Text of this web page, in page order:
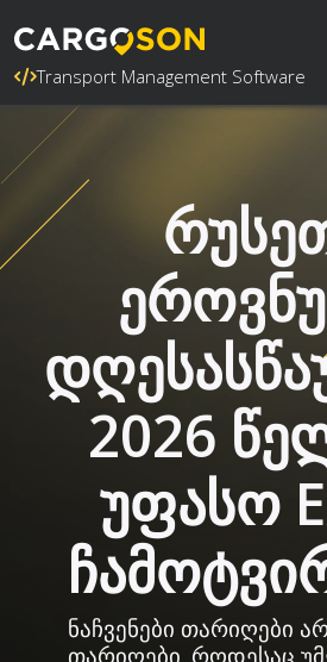
Transport Management Software
2026
უფასო
ნაჩვენები თარიღები
თარიღები, როდესაც